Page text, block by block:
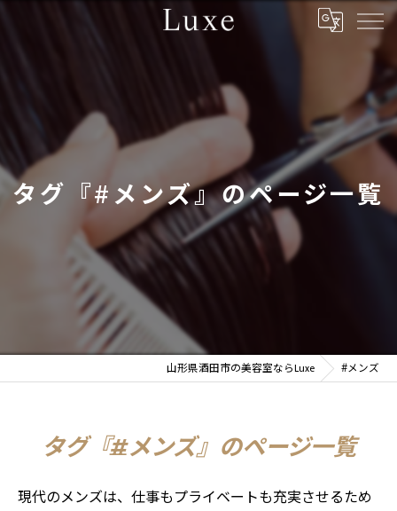
タグ『#メンズ』のページ一覧
山形県酒田市の美容室ならLuxe #メンズ
タグ『#メンズ』のページ一覧
現代のメンズは、仕事もプライベートも充実させるため